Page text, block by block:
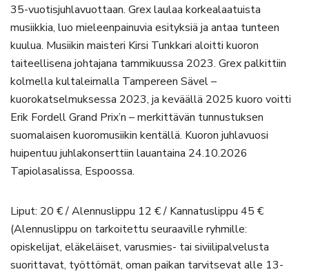
35-vuotisjuhlavuottaan. Grex laulaa korkealaatuista
musiikkia, luo mieleenpainuvia esityksiä ja antaa tunteen
kuulua. Musiikin maisteri Kirsi Tunkkari aloitti kuoron
taiteellisena johtajana tammikuussa 2023. Grex palkittiin
kolmella kultaleimalla Tampereen Sävel –
kuorokatselmuksessa 2023, ja keväällä 2025 kuoro voitti
Erik Fordell Grand Prix’n – merkittävän tunnustuksen
suomalaisen kuoromusiikin kentällä. Kuoron juhlavuosi
huipentuu juhlakonserttiin lauantaina 24.10.2026
Tapiolasalissa, Espoossa.
Liput: 20 € / Alennuslippu 12 € / Kannatuslippu 45 €
(Alennuslippu on tarkoitettu seuraaville ryhmille:
opiskelijat, eläkeläiset, varusmies- tai siviilipalvelusta
suorittavat, työttömät, oman paikan tarvitsevat alle 13-